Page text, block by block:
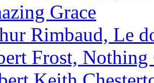
Grace
Rimbaud, Le
Frost, Nothing